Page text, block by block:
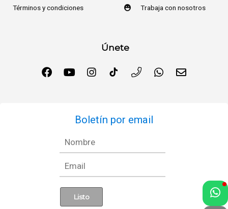
Términos y condiciones
Trabaja con nosotros
Únete
Boletín por email